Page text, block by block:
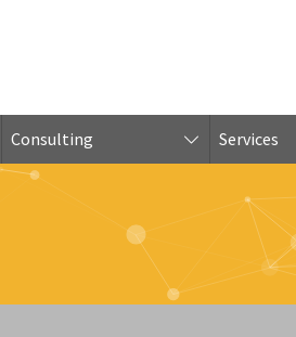
Consulting Services